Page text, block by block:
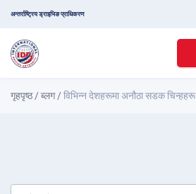
अन्तर्राष्ट्रिय ड्राइभिङ प्राधिकरण
गृहपृष्ठ/ब्लग/विभिन्न देशहरूमा अनौठा सडक चिन्हहरू